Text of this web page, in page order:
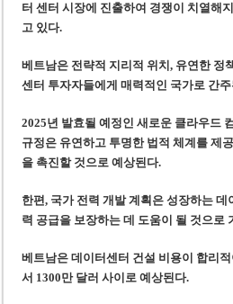
터 센터 시장에 진출하여 경쟁이 치열해
고 있다.
베트남은 전략적 지리적 위치, 유연한 정
센터 투자자들에게 매력적인 국가로 간
2025년 발효될 예정인 새로운 클라우드
규정은 유연하고 투명한 법적 체계를 제
을 촉진할 것으로 예상된다.
한편, 국가 전력 개발 계획은 성장하는
력 공급을 보장하는 데 도움이 될 것으로
베트남은 데이터센터 건설 비용이 합리
서 1300만 달러 사이로 예상된다.